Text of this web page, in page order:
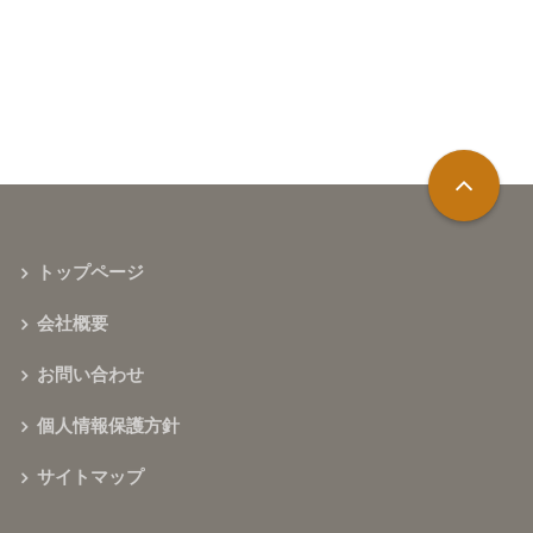
トップページ
会社概要
お問い合わせ
個人情報保護方針
サイトマップ